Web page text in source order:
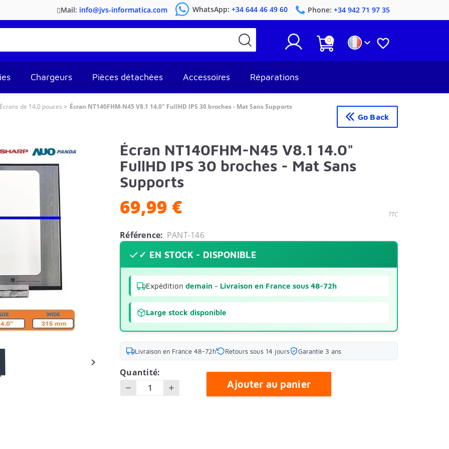
Mail: info@jvs-informatica.com WhatsApp:+34 644 46 49 60 Phone: +34 942 71 97 35
0  
Chargeurs Pièces détachées Accessoires Réparations
Écrans de 14,0 pouces Écran NT140FHM-N45 V8.1 14.0" FullHD IPS 30 broches - Mat Sans Supports
Go Back

Écran NT140FHM-N45 V8.1 14.0"
FullHD IPS 30 broches - Mat Sans
Supports
69,99 € TTC
Référence: PANT-146
✓ EN STOCK - DISPONIBLE
Expédition demain - Livraison en France sous 48-72h
Large stock disponible
Livraison en France 48-72h Retours sous 14 jours Garantie 3 ans
Quantité:
Ajouter au panier